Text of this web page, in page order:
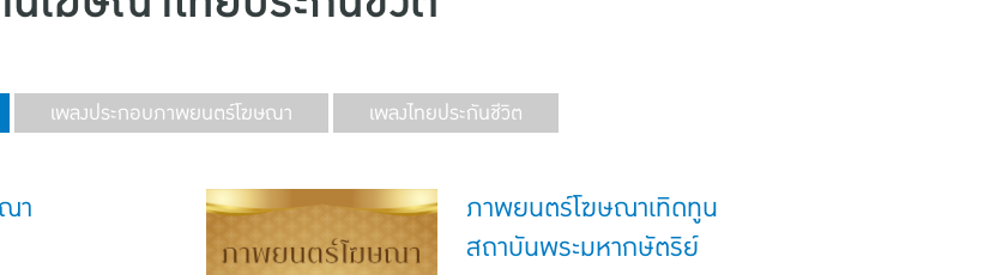
เพลงประกอบภาพยนตร์โฆษณา เพลงไทยประกันชีวิต
า
ภาพยนตร์โฆษณาเทิดทูน
สถาบันพระมหากษัตริย์